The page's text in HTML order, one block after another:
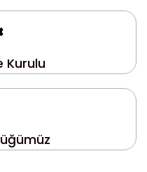
Kurulu